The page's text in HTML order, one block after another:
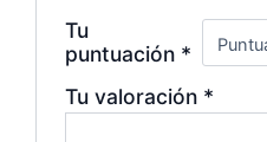
Tu
puntuación *
Tu valoración *